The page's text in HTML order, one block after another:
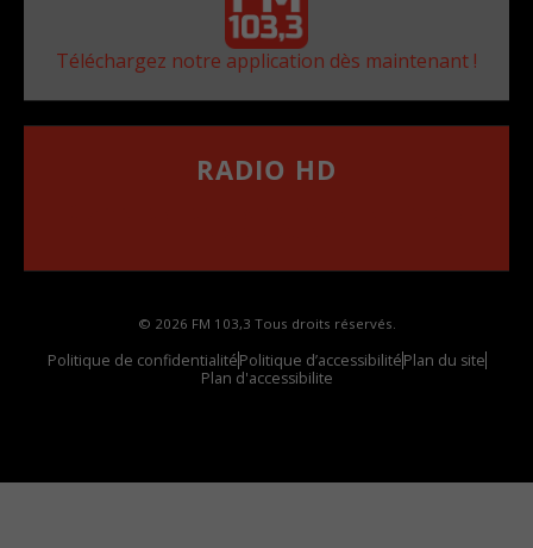
Téléchargez notre application dès maintenant !
RADIO HD
© 2026 FM 103,3 Tous droits réservés.
Politique de confidentialitéPolitique d’accessibilitéPlan du site
Plan d'accessibilite